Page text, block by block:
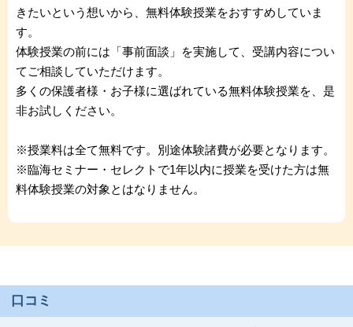
きたいという想いから、無料体験授業をおすすめしていま
す。
体験授業の前には「事前面談」を実施して、受講内容につい
てご相談していただけます。
多くの保護者様・お子様に選ばれている無料体験授業を、是
非お試しください。
※授業料は全て無料です。別途体験諸費が必要となります。
※臨海セミナー・セレクトで1年以内に授業を受けた方は無
料体験授業の対象とはなりません。
口コミ